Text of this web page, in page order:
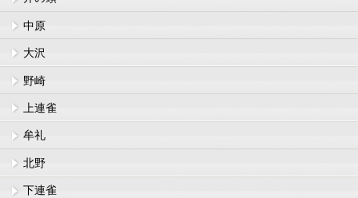
中原
大沢
野崎
上連雀
牟礼
北野
下連雀